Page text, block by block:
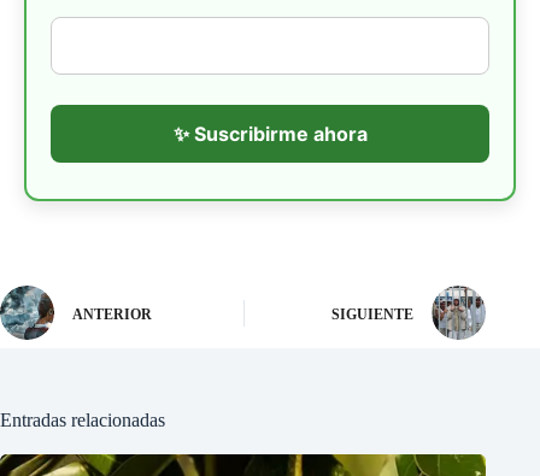
✨ Suscribirme ahora
ANTERIOR SIGUIENTE
Entradas relacionadas